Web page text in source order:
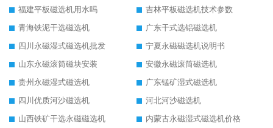
福建平板磁选机用水吗
吉林平板磁选机技术参数
青海铁泥干选磁选机
广东干式选铝磁选机
四川永磁湿式磁选机批发
宁夏永磁磁选机说明书
山东永磁滚筒磁块安装
安徽永磁滚筒磁选机
贵州永磁湿式磁选机
广东锰矿湿式磁选机
四川优质河沙磁选机
河北河沙磁选机
山西铁矿干选永磁磁选机
内蒙古永磁湿式磁选机价格